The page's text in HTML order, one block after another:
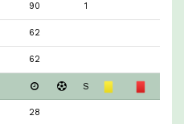
90 1
62
62
S
28